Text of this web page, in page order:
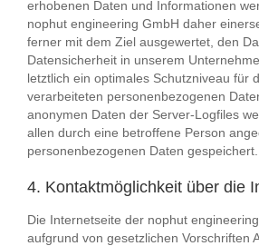
erhobenen Daten und Informationen
nophut engineering GmbH daher
ferner mit dem Ziel ausgewertet, den
Datensicherheit in unserem
letztlich ein optimales Schutzniveau für
verarbeiteten personenbezogenen
anonymen Daten der Server-Logfiles
allen durch eine betroffene Person
personenbezogenen Daten gespeichert.
4. Kontaktmöglichkeit über die
Die Internetseite der nophut
aufgrund von gesetzlichen Vorschriften